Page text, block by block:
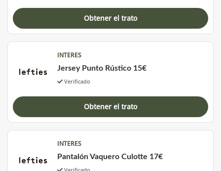
Obtener el trato
INTERES
Jersey Punto Rústico 15€
Verificado
Obtener el trato
INTERES
Pantalón Vaquero Culotte 17€